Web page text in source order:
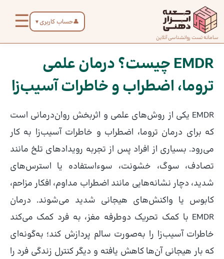
محتوا
سامانه تست روانشناسی آنلاین
👤حساب کاربری ▼
☰
صفحه
اصلی
درباره
تماس
با ما
دسته‌بندی
تست‌ها
EMDR چیست؟ درمان علمی
تروما، اضطراب و خاطرات آسیب‌زا
EMDR یکی از روش‌های علمی و اثربخش روان‌درمانی است
که برای درمان تروما، اضطراب و خاطرات آسیب‌زا به کار
می‌رود. بسیاری از افراد پس از تجربه رویدادهای تلخ مانند
تصادف، سوگ، خشونت، سوء‌استفاده یا استرس‌های
شدید، دچار نشانه‌هایی مانند اضطراب مداوم، افکار مزاحم،
کابوس یا واکنش‌های هیجانی شدید می‌شوند. درمان
EMDR با کمک تحریک دوطرفه مغز، به فرد کمک می‌کند
خاطرات آسیب‌زا را به‌صورت سالم پردازش کند؛ به‌گونه‌ای
که بار هیجانی آن‌ها کاهش یافته و دیگر کنترل زندگی فرد را
پیمایش
نوشته